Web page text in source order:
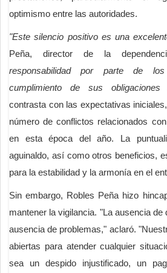
optimismo entre las autoridades.
"Este silencio positivo es una
Peña, director de la
responsabilidad por parte de
cumplimiento de sus obligaciones
contrasta con las expectativas
número de conflictos relacionados
en esta época del año. La
aguinaldo, así como otros beneficios,
para la estabilidad y la armonía en el
Sin embargo, Robles Peña hizo
mantener la vigilancia. "La ausencia
ausencia de problemas," aclaró.
abiertas para atender cualquier
sea un despido injustificado, un